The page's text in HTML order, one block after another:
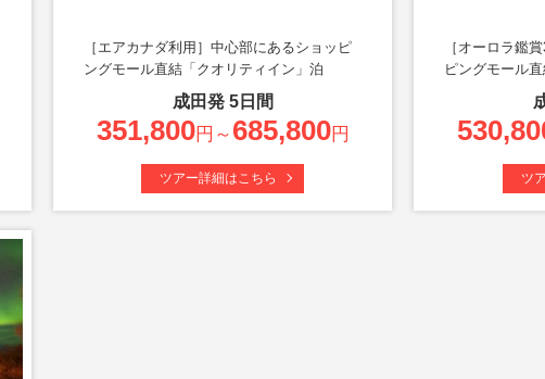
［エアカナダ利用］中心部にあるショッピ
ングモール直結「クオリティイン」泊
成田発 5日間
351,800円～ 685,800円
ツアー詳細はこちら
［オーロラ鑑
ピングモール
ツ